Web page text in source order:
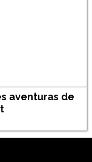
aventuras de